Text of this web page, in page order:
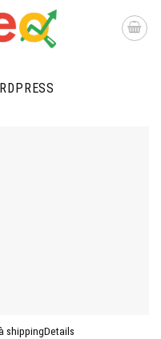
shippingDetails